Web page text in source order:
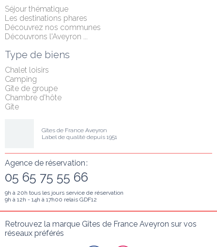
Séjour thématique
Les destinations phares
Découvrez nos communes
Découvrons l'Aveyron ...
Type de biens
Chalet loisirs
Camping
Gîte de groupe
Chambre d'hôte
Gîte
Gîtes de France Aveyron
Label de qualité depuis 1951
Agence de réservation :
05 65 75 55 66
9h à 20h tous les jours service de réservation
9h à 12h - 14h à 17h00 relais GDF12
Retrouvez la marque Gîtes de France Aveyron sur vos
réseaux préférés